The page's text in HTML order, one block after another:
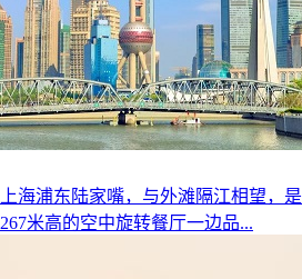
海浦东陆家嘴，与外滩隔江相望，
米高的空中旋转餐厅一边品...